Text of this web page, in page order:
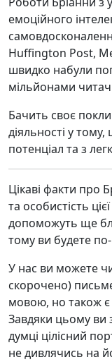
емоційного
Huffington Post,
швидко набули
мільйонами
Бачить своє
діяльності у
потенціал та з
Цікаві факти про
та особистість
допоможуть ще
тому ви будете
У нас ви можете
скорочено)
мовою, но також є
Завдяки цьому
думці цілісний
не дивлячись на